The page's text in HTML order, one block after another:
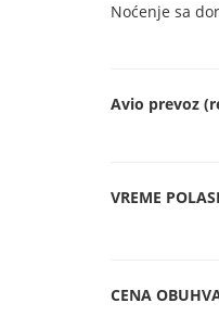
Noćenje sa
Avio prevoz
VREME
CENA